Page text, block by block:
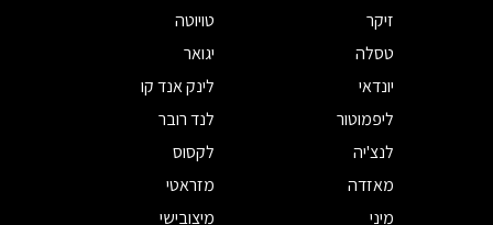
זיקר
טויוטה
טסלה
יגואר
יונדאי
לינק אנד קו
ליפמוטור
לנד רובר
לנצ'יה
לקסוס
מאזדה
מזראטי
מיני
מיצובישי